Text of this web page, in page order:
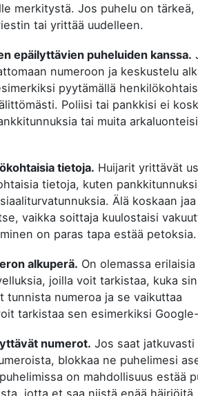
merkitystä. Jos puhelu on
tai yrittää uudelleen.
epäilyttävien puheluiden kanssa.
numeroon ja keskustelu
pyytämällä
Poliisi tai pankkisi ei
tai muita
tietoja. Huijarit yrittävät
tietoja, kuten
Älä koskaan
vaikka soittaja kuulostaisi
on paras tapa estää petoksia.
alkuperä. On olemassa erilaisia
joilla voit tarkistaa, kuka
tunnista numeroa ja se vaikuttaa
tarkistaa sen esimerkiksi
numerot. Jos saat jatkuvasti
blokkaa ne puhelimesi
on mahdollisuus estää